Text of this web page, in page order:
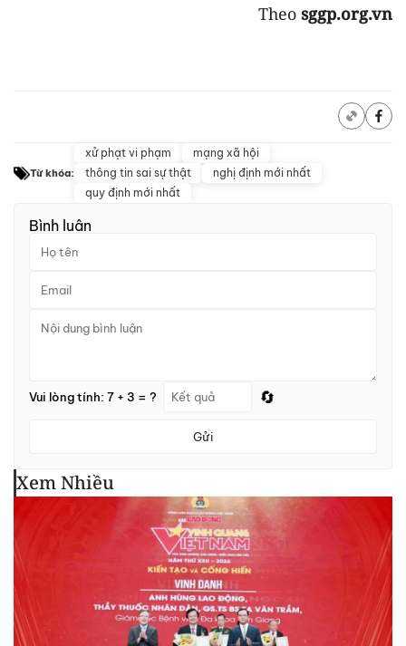
Theo sggp.org.vn
Từ khóa:
xử phạt vi phạm
mạng xã hội
thông tin sai sự thật
nghị định mới nhất
quy định mới nhất
Bình luận
Vui lòng tính: 7 + 3 = ? 🔄
Gửi
Xem Nhiều